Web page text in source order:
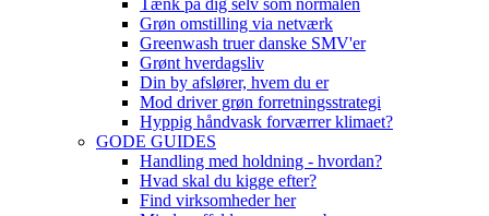
Grøn omstilling via netværk
Greenwash truer danske SMV'er
Grønt hverdagsliv
Din by afslører, hvem du er
Mod driver grøn forretningsstrategi
Hyppig håndvask forværrer klimaet?
GODE GUIDES
Handling med holdning - hvordan?
Hvad skal du kigge efter?
Find virksomheder her